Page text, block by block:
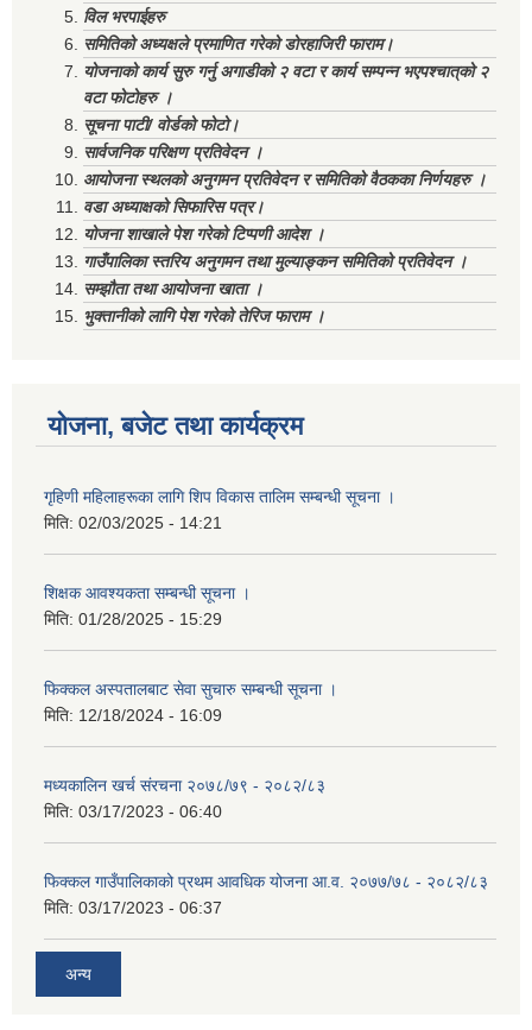
विल भरपाईहरु
समितिको अध्यक्षले प्रमाणित गरेको डोरहाजिरी फाराम।
योजनाको कार्य सुरु गर्नु अगाडीको २ वटा र कार्य सम्पन्न भएपश्चात्‌को २
वटा फोटोहरु ।
सूचना पाटी/ वोर्डको फोटो।
सार्वजनिक परिक्षण प्रतिवेदन ।
आयोजना स्थलको अनुगमन प्रतिवेदन र समितिको वैठकका निर्णयहरु ।
वडा अध्याक्षको सिफारिस पत्र।
योजना शाखाले पेश गरेको टिप्पणी आदेश ।
गाउँपालिका स्तरिय अनुगमन तथा मुल्याङ्कन समितिको प्रतिवेदन ।
सम्झौता तथा आयोजना खाता ।
भुक्तानीको लागि पेश गरेको तेरिज फाराम ।
योजना, बजेट तथा कार्यक्रम
गृहिणी महिलाहरूका लागि शिप विकास तालिम सम्बन्धी सूचना ‌।
मिति: 02/03/2025 - 14:21
शिक्षक आवश्यकता सम्बन्धी सूचना ।
मिति: 01/28/2025 - 15:29
फिक्कल अस्पतालबाट सेवा सुचारु सम्बन्धी सूचना ।
मिति: 12/18/2024 - 16:09
मध्यकालिन खर्च संरचना २०७८/७९ - २०८२/८३
मिति: 03/17/2023 - 06:40
फिक्कल गाउँपालिकाको प्रथम आवधिक योजना आ.व. २०७७/७८ - २०८२/८३
मिति: 03/17/2023 - 06:37
अन्य